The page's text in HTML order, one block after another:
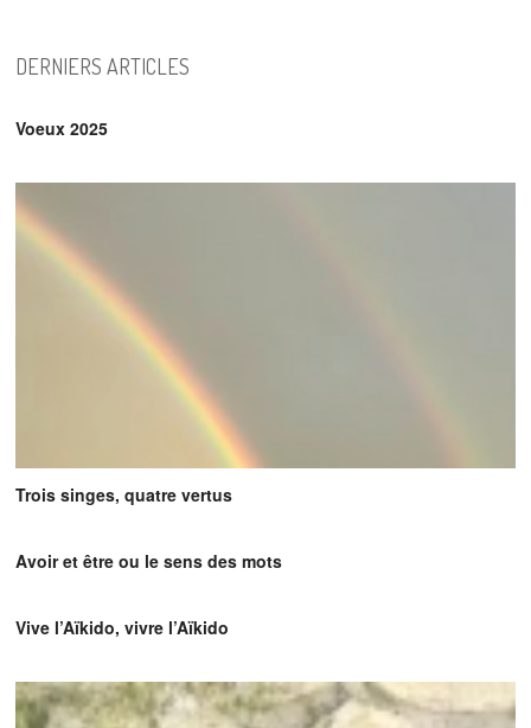
DERNIERS ARTICLES
Voeux 2025
Trois singes, quatre vertus
Avoir et être ou le sens des mots
Vive l’Aïkido, vivre l’Aïkido